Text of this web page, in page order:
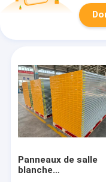
Panneaux de salle
blanche